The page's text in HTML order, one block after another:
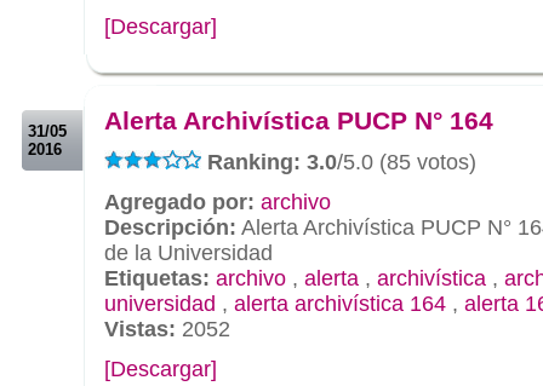
[Descargar]
31/05
2016
Alerta Archivística PUCP N° 164
Ranking: 3.0/5.0 (85 votos)
Agregado por: archivo
Descripción: Alerta Archivística PUCP N°
de la Universidad
Etiquetas: archivo , alerta , archivística ,
universidad , alerta archivística 164 , alerta
Vistas: 2052
[Descargar]